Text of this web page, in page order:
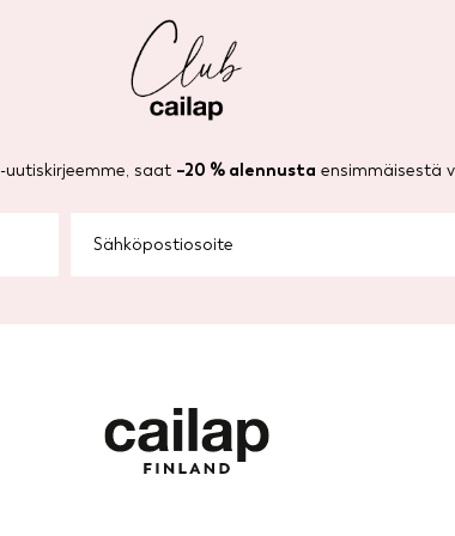
-uutiskirjeemme, saat –20 % alennusta ensimmäisestä